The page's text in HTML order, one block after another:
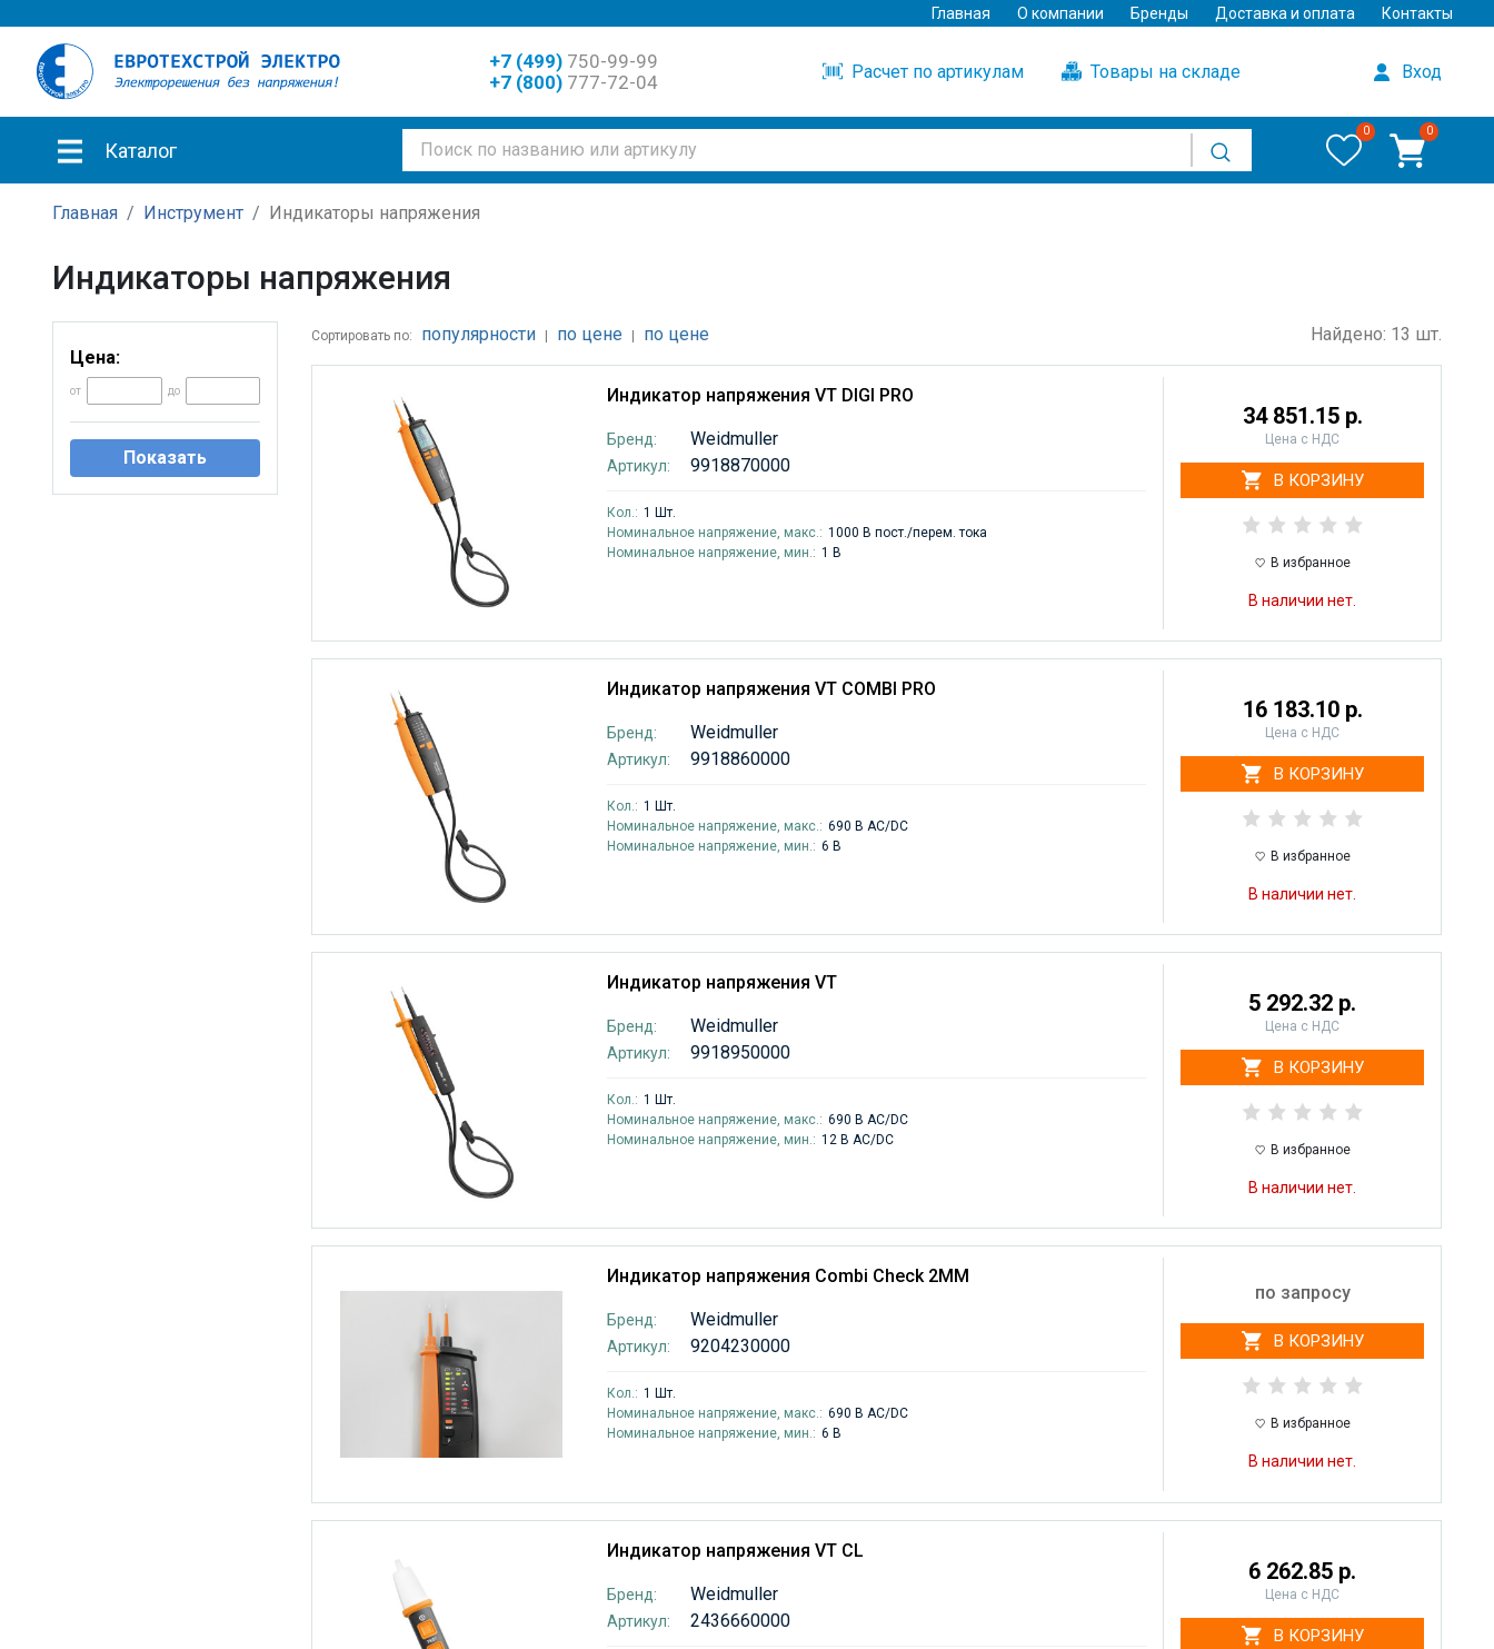
Главная О компании Бренды Доставка и оплата Контакты
+7 (499)750-99-99
+7 (800)777-72-04 Расчет по артикулам Товары на складе Вход
Каталог
0 0
Главная Инструмент Индикаторы напряжения
Индикаторы напряжения
Цена:
от до
Показать
Сортировать по: популярности по цене по цене Найдено: 13 шт.
Индикатор напряжения VT DIGI PRO
Бренд: Weidmuller
Артикул: 9918870000
Кол.: 1 Шт.
Номинальное напряжение, макс.: 1000 В пост./перем. тока
Номинальное напряжение, мин.: 1 В
34 851.15 р.
Цена с НДС
В КОРЗИНУ
В избранное
В наличии нет.
Индикатор напряжения VT COMBI PRO
Бренд: Weidmuller
Артикул: 9918860000
Кол.: 1 Шт.
Номинальное напряжение, макс.: 690 В AC/DC
Номинальное напряжение, мин.: 6 В
16 183.10 р.
Цена с НДС
В КОРЗИНУ
В избранное
В наличии нет.
Индикатор напряжения VT
Бренд: Weidmuller
Артикул: 9918950000
Кол.: 1 Шт.
Номинальное напряжение, макс.: 690 В AC/DC
Номинальное напряжение, мин.: 12 В AC/DC
5 292.32 р.
Цена с НДС
В КОРЗИНУ
В избранное
В наличии нет.
Индикатор напряжения Combi Check 2MM
Бренд: Weidmuller
Артикул: 9204230000
Кол.: 1 Шт.
Номинальное напряжение, макс.: 690 В AC/DC
Номинальное напряжение, мин.: 6 В
по запросу
В КОРЗИНУ
В избранное
В наличии нет.
Индикатор напряжения VT CL
Бренд: Weidmuller
Артикул: 2436660000
6 262.85 р.
Цена с НДС
В КОРЗИНУ